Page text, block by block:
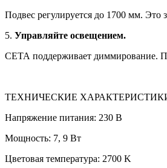
Подвес регулируется до 1700 мм. Это
5. Управляйте освещением.
СЕТА поддерживает диммирование.
ТЕХНИЧЕСКИЕ
Напряжение питания: 230 В
Мощность: 7, 9 Вт
Цветовая температура: 2700 K